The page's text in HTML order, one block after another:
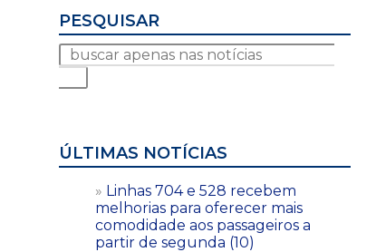
PESQUISAR
ÚLTIMAS NOTÍCIAS
Linhas 704 e 528 recebem
melhorias para oferecer mais
comodidade aos passageiros a
partir de segunda (10)